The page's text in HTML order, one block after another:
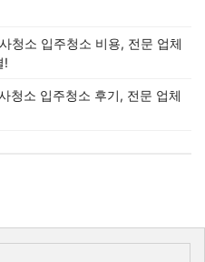
청소 입주청소 비용, 전문 업체
!
청소 입주청소 후기, 전문 업체